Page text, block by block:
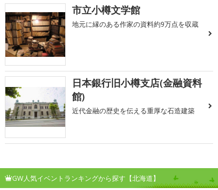
市立小樽文学館
地元に縁のある作家の資料約9万点を収蔵
日本銀行旧小樽支店(金融資料
館)
近代金融の歴史を伝える重厚な石造建築
GW人気イベントランキングから探す【北海道】